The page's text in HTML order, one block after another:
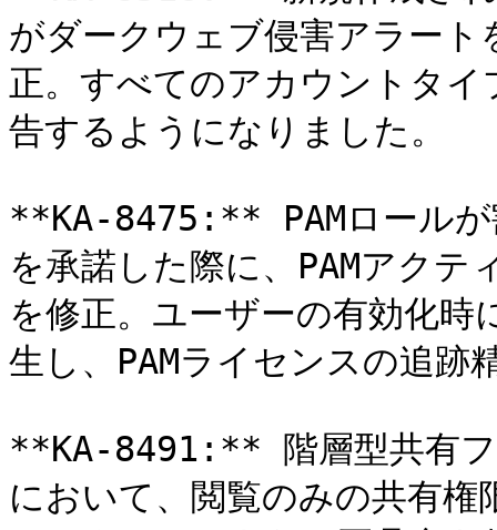
がダークウェブ侵害アラー
正。すべてのアカウントタ
告するようになりました。
**KA-8475:** PAMロールが
を承諾した際に、PAMアク
を修正。ユーザーの有効化
生し、PAMライセンスの追跡
**KA-8491:** 階層型共有フ
において、閲覧のみの共有